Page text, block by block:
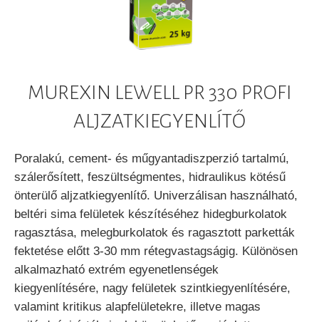
MUREXIN LEWELL PR 330 PROFI
ALJZATKIEGYENLÍTŐ
Poralakú, cement- és műgyantadiszperzió tartalmú,
szálerősített, feszültségmentes, hidraulikus kötésű
önterülő aljzatkiegyenlítő. Univerzálisan használható,
beltéri sima felületek készítéséhez hidegburkolatok
ragasztása, melegburkolatok és ragasztott parketták
fektetése előtt 3-30 mm rétegvastagságig. Különösen
alkalmazható extrém egyenetlenségek
kiegyenlítésére, nagy felületek szintkiegyenlítésére,
valamint kritikus alapfelületekre, illetve magas